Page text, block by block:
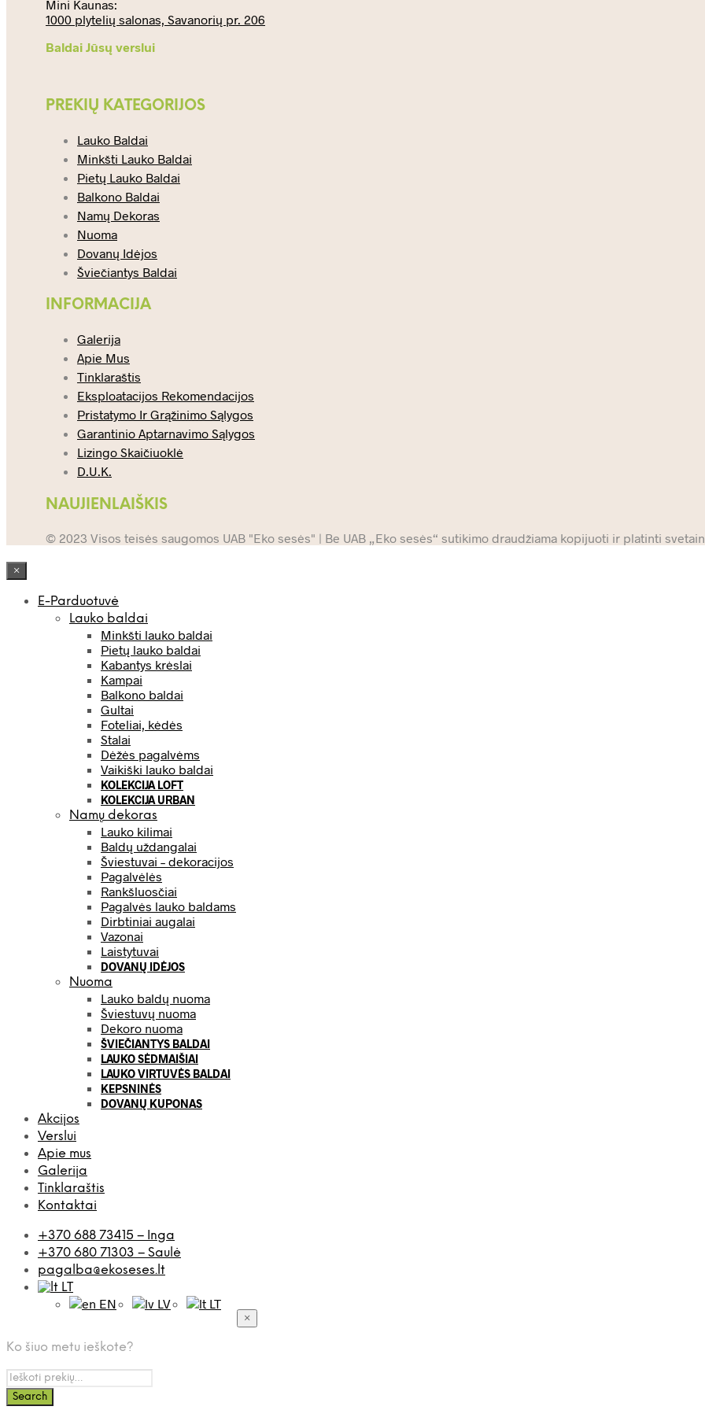
Mini Kaunas:
1000 plytelių salonas, Savanorių pr. 206
Baldai Jūsų verslui
PREKIŲ KATEGORIJOS
Lauko Baldai
Minkšti Lauko Baldai
Pietų Lauko Baldai
Balkono Baldai
Namų Dekoras
Nuoma
Dovanų Idėjos
Šviečiantys Baldai
INFORMACIJA
Galerija
Apie Mus
Tinklaraštis
Eksploatacijos Rekomendacijos
Pristatymo Ir Grąžinimo Sąlygos
Garantinio Aptarnavimo Sąlygos
Lizingo Skaičiuoklė
D.U.K.
NAUJIENLAIŠKIS
© 2023 Visos teisės saugomos UAB "Eko sesės" | Be UAB „Eko sesės“ sutikimo draudžiama kopijuoti ir platinti
×
E-Parduotuvė
Lauko baldai
Minkšti lauko baldai
Pietų lauko baldai
Kabantys krėslai
Kampai
Balkono baldai
Gultai
Foteliai, kėdės
Stalai
Dėžės pagalvėms
Vaikiški lauko baldai
KOLEKCIJA LOFT
KOLEKCIJA URBAN
Namų dekoras
Lauko kilimai
Baldų uždangalai
Šviestuvai – dekoracijos
Pagalvėlės
Rankšluosčiai
Pagalvės lauko baldams
Dirbtiniai augalai
Vazonai
Laistytuvai
DOVANŲ IDĖJOS
Nuoma
Lauko baldų nuoma
Šviestuvų nuoma
Dekoro nuoma
ŠVIEČIANTYS BALDAI
LAUKO SĖDMAIŠIAI
LAUKO VIRTUVĖS BALDAI
KEPSNINĖS
DOVANŲ KUPONAS
Akcijos
Verslui
Apie mus
Galerija
Tinklaraštis
Kontaktai
+370 688 73415 – Inga
+370 680 71303 – Saulė
pagalba@ekoseses.lt
LT
EN LV LT
×
Ko šiuo metu ieškote?